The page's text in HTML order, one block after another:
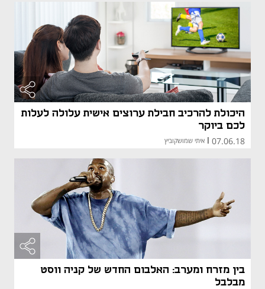
היכולת להרכיב חבילת ערוצים אישית עלולה לעלות
לכם ביוקר
07.06.18 איתי שמושקוביץ
בין מזרח ומערב: האלבום החדש של קניה ווסט
מבלבל